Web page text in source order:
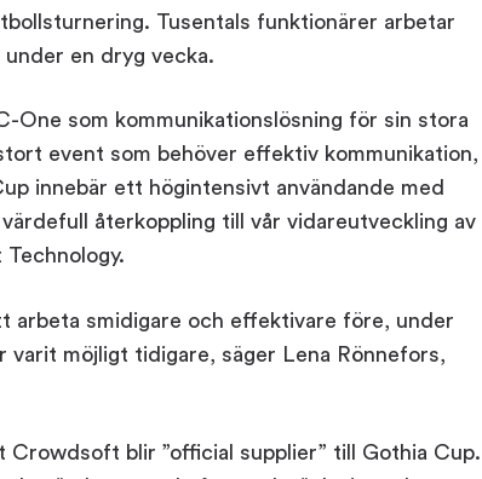
Tusentals funktionärer arbetar
en dryg vecka.
One som kommunikationslösning för sin stora
event som behöver effektiv kommunikation,
innebär ett högintensivt användande med
återkoppling till vår vidareutveckling av
arbeta smidigare och effektivare före, under
möjligt tidigare, säger Lena Rönnefors,
blir ”official supplier” till Gothia Cup.